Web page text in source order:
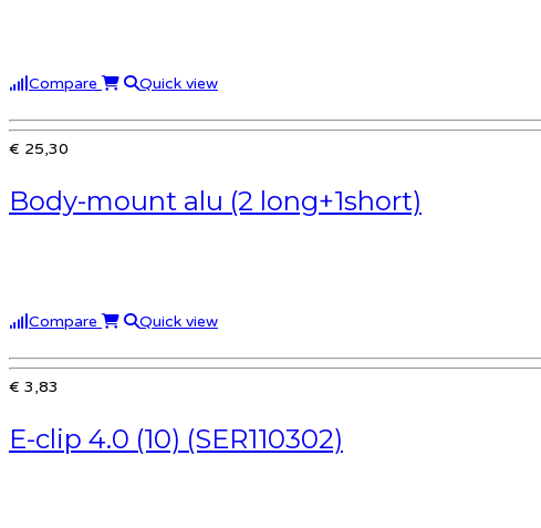
Compare Quick view
€ 25,30
Body-mount alu (2 long+1short)
Compare Quick view
€ 3,83
E-clip 4.0 (10) (SER110302)